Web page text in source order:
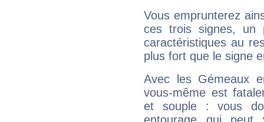
Vous emprunterez
ces trois signes, un
caractéristiques au
plus fort que le signe
Avec les Gémeaux
vous-même est
et souple : vous